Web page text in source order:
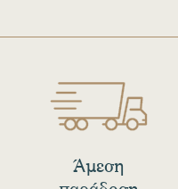
Άμεση